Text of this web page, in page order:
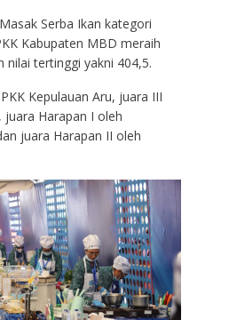
Serba Ikan kategori
Kabupaten MBD meraih
nilai tertinggi yakni 404,5.
Kepulauan Aru, juara III
juara Harapan I oleh
juara Harapan II oleh